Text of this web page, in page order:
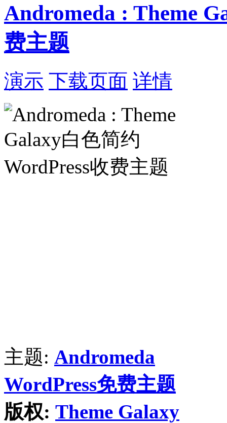
Andromeda : Theme
费主题
演示 下载页面 详情
主题: Andromeda
WordPress免费主题
版权: Theme Galaxy